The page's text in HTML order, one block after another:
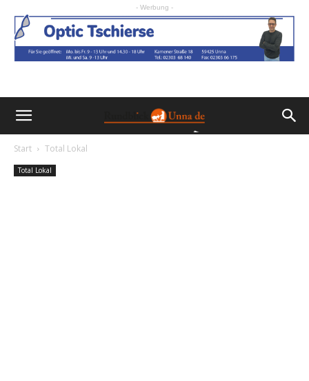
- Werbung -
Start Total Lokal
Total Lokal